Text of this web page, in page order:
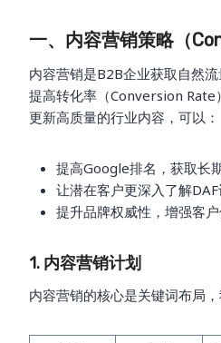
一、内容营销策略（
内容营销是B2B企业获取自然
提高转化率（Conversion Rate
更新高质量的行业内容，可以：
提高Google排名，获取长
让潜在客户更深入了解
提升品牌权威性，增强客
1. 内容营销计划
内容营销的核心是关键词布局